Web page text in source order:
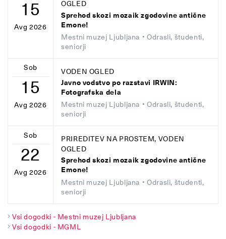
15
Avg 2026
OGLED
Sprehod skozi mozaik zgodovine antične
Emone!
Mestni muzej Ljubljana • Odrasli, študenti,
seniorji
Sob
15
Avg 2026
VODEN OGLED
Javno vodstvo po razstavi IRWIN:
Fotografska dela
Mestni muzej Ljubljana • Odrasli, študenti,
seniorji
Sob
22
Avg 2026
PRIREDITEV NA PROSTEM, VODEN
OGLED
Sprehod skozi mozaik zgodovine antične
Emone!
Mestni muzej Ljubljana • Odrasli, študenti,
seniorji
Vsi dogodki - Mestni muzej Ljubljana
Vsi dogodki - MGML